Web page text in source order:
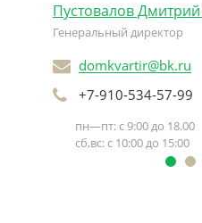
Пустовалов
Генеральный директор
domkvartir@bk.ru
+7-910-534-57-99
пн—пт: с 9:00 до 18.00
сб,вс: с 10:00 до 15:00